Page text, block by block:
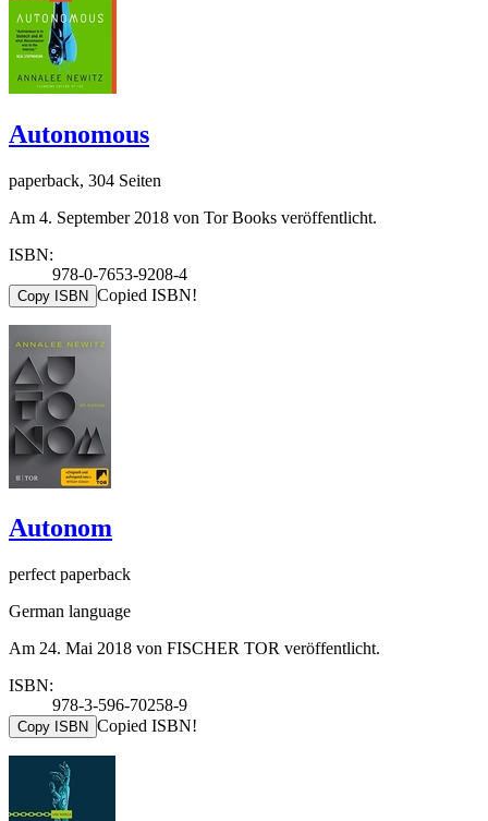
Autonomous
paperback, 304 Seiten
Am 4. September 2018 von Tor Books veröffentlicht.
ISBN:
978-0-7653-9208-4
Copy ISBN Copied ISBN!
Autonom
perfect paperback
German language
Am 24. Mai 2018 von FISCHER TOR veröffentlicht.
ISBN:
978-3-596-70258-9
Copy ISBN Copied ISBN!